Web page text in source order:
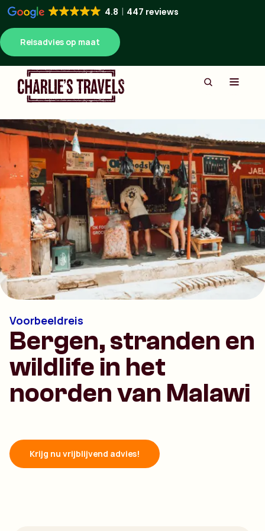
4.8 447 reviews
Reisadvies op maat
Voorbeeldreis
Bergen, stranden en
wildlife in het
noorden van Malawi
Krijg nu vrijblijvend advies!